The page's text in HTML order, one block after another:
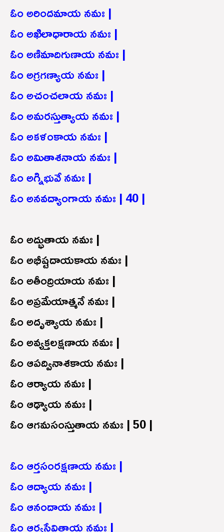
ఓం అరిందమాయ నమః |
ఓం అఖిలాధారాయ నమః |
ఓం అణిమాదిగుణాయ నమః |
ఓం అగ్రగణ్యాయ నమః |
ఓం అచంచలాయ నమః |
ఓం అమరస్తుత్యాయ నమః |
ఓం అకళంకాయ నమః |
ఓం అమితాశనాయ నమః |
ఓం అగ్నిభువే నమః |
ఓం అనవద్యాంగాయ నమః | 40 |
ఓం అద్భుతాయ నమః |
ఓం అభీష్టదాయకాయ నమః |
ఓం అతీంద్రియాయ నమః |
ఓం అప్రమేయాత్మనే నమః |
ఓం అదృశ్యాయ నమః |
ఓం అవ్యక్తలక్షణాయ నమః |
ఓం ఆపద్వినాశకాయ నమః |
ఓం ఆర్యాయ నమః |
ఓం ఆఢ్యాయ నమః |
ఓం ఆగమసంస్తుతాయ నమః | 50 |
ఓం ఆర్తసంరక్షణాయ నమః |
ఓం ఆద్యాయ నమః |
ఓం ఆనందాయ నమః |
ఓం ఆర్యసేవితాయ నమః |